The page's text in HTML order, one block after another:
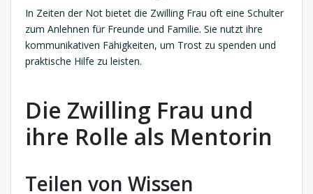
In Zeiten der Not bietet die Zwilling Frau oft eine Schulter
zum Anlehnen für Freunde und Familie. Sie nutzt ihre
kommunikativen Fähigkeiten, um Trost zu spenden und
praktische Hilfe zu leisten.
Die Zwilling Frau und
ihre Rolle als Mentorin
Teilen von Wissen